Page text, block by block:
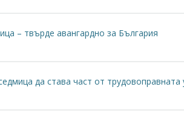
– твърде авангардно за България
да става част от трудовоправната